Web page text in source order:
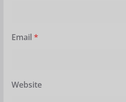
Email *
Website